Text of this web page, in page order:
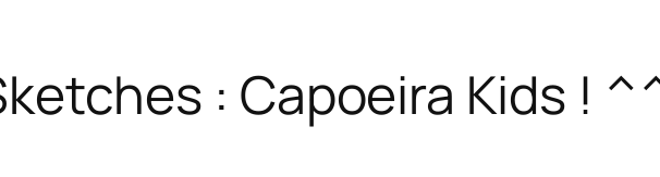
: Capoeira Kids !